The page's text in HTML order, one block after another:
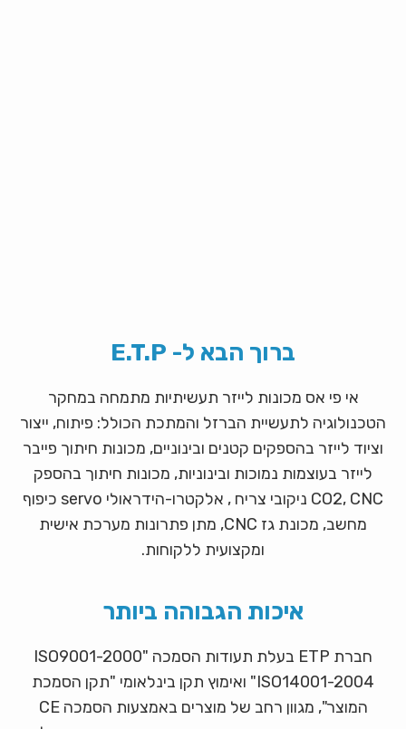
ברוך הבא ל- E.T.P
אי פי אס מכונות לייזר תעשיתיות מתמחה במחקר
הטכנולוגיה לתעשיית הברזל והמתכת הכולל: פיתוח, ייצור
וציוד לייזר בהספקים קטנים ובינוניים, מכונות חיתוך פייבר
לייזר בעוצמות נמוכות ובינוניות, מכונות חיתוך בהספק
CO2, CNC ניקובי צריח , אלקטרו-הידראולי servo כיפוף
מחשב, מכונת גז CNC, מתן פתרונות מערכת אישית
ומקצועית ללקוחות.
איכות הגבוהה ביותר
חברת ETP בעלת תעודות הסמכה "ISO9001-2000
"ISO14001-2004 ואימוץ תקן בינלאומי "תקן הסמכת
המוצר", מגוון רחב של מוצרים באמצעות הסמכה CE